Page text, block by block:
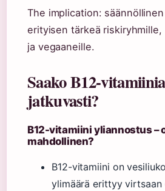
The implication:
erityisen tärkeä riskiryhmille,
ja vegaaneille.
Saako B12-
jatkuvasti?
B12-vitamiini yliannostus –
mahdollinen?
B12-vitamiini on
ylimäärä erittyy virtsaan